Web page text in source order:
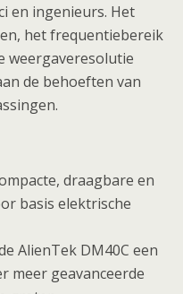
en ingenieurs. Het
het frequentiebereik
weergaveresolutie
de behoeften van
draagbare en
basis elektrische
AlienTek DM40C een
meer geavanceerde